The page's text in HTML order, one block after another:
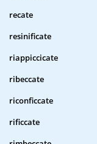
recate
resinificate
riappiccicate
ribeccate
riconficcate
rificcate